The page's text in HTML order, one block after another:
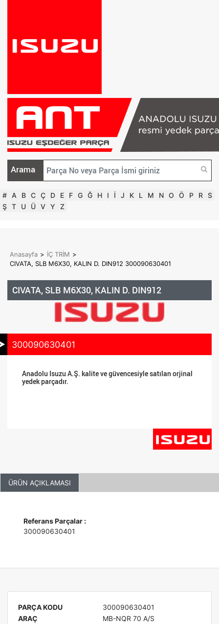
Arama
# A B C Ç D E F G Ğ H I İ J K L M N O Ö P R S
Ş T U Ü V Y Z
Anasayfa > İÇ TRİM >
CIVATA, SLB M6X30, KALIN D. DIN912 300090630401
CIVATA, SLB M6X30, KALIN D. DIN912
300090630401
Anadolu Isuzu A.Ş. kalite ve güvencesiyle satılan orjinal
yedek parçadır.
ÜRÜN AÇIKLAMASI
Referans Parçalar :
300090630401
PARÇA KODU
300090630401
ARAÇ
MB-NQR 70 A/S